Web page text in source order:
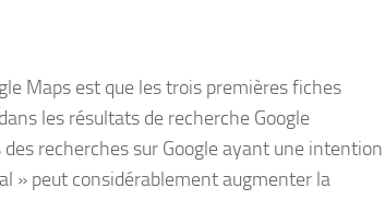
Maps est que les trois premières fiches
les résultats de recherche Google
recherches sur Google ayant une intention
» peut considérablement augmenter la